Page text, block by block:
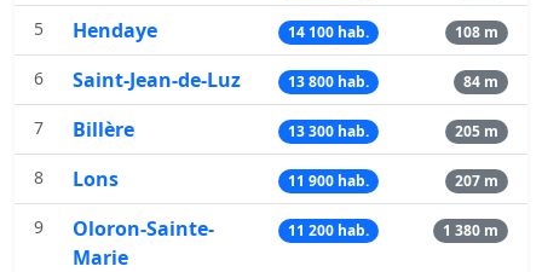
5 Hendaye 14 100 hab. 108 m
6 Saint-Jean-de-Luz 13 800 hab. 84 m
7 Billère 13 300 hab. 205 m
8 Lons 11 900 hab. 207 m
9
Oloron-Sainte-
Marie
11 200 hab. 1 380 m